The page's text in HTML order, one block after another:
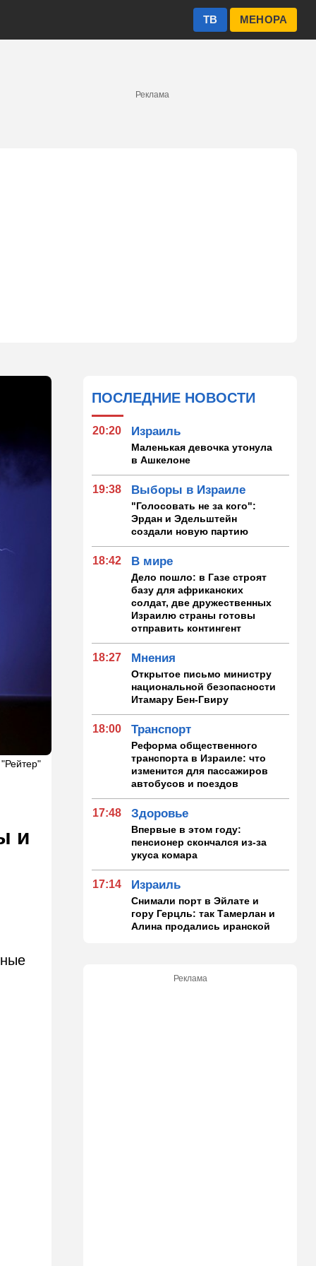
МЕНОРА
ТВ
Реклама
и
ПОСЛЕДНИЕ НОВОСТИ
20:20 Израиль
Маленькая девочка утонула
в Ашкелоне
19:38 Выборы в Израиле
"Голосовать не за кого":
Эрдан и Эдельштейн
создали новую партию
18:42 В мире
Дело пошло: в Газе строят
базу для африканских
солдат, две дружественных
Израилю страны готовы
отправить контингент
18:27 Мнения
Открытое письмо министру
национальной безопасности
Итамару Бен-Гвиру
18:00 Транспорт
Реформа общественного
транспорта в Израиле: что
изменится для пассажиров
автобусов и поездов
17:48 Здоровье
Впервые в этом году:
пенсионер скончался из-за
укуса комара
17:14 Израиль
Снимали порт в Эйлате и
гору Герцль: так Тамерлан и
Алина продались иранской
Злобный охранник:
Реклама